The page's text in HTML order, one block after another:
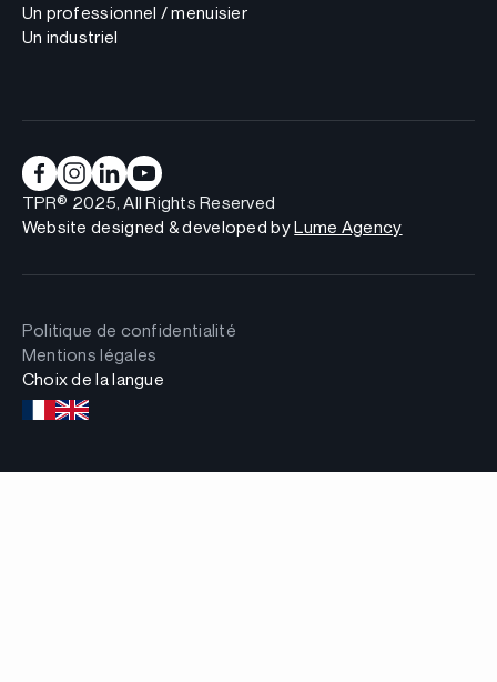
Un professionnel / menuisier
Un industriel
TPR® 2025, All Rights Reserved
Website designed & developed byLume Agency
Politique de confidentialité
Mentions légales
Choix de la langue